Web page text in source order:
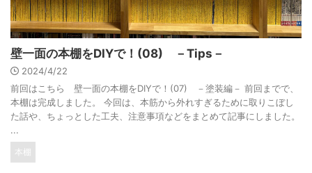
壁一面の本棚をDIYで！(08) －Tips－
2024/4/22
前回はこちら 壁一面の本棚をDIYで！(07) －塗装編－ 前回までで、
本棚は完成しました。 今回は、本筋から外れすぎるために取りこぼし
た話や、ちょっとした工夫、注意事項などをまとめて記事にしました。
...
本棚